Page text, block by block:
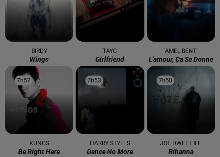
BIRDY
Wings
TAYC
Girlfriend
AMEL BENT
L'amour, Ca Se Donne
7h57
7h57
KUNGS
Be Right Here
7h53
7h53
HARRY STYLES
Dance No More
7h50
7h50
JOE DWET FILE
Rihanna